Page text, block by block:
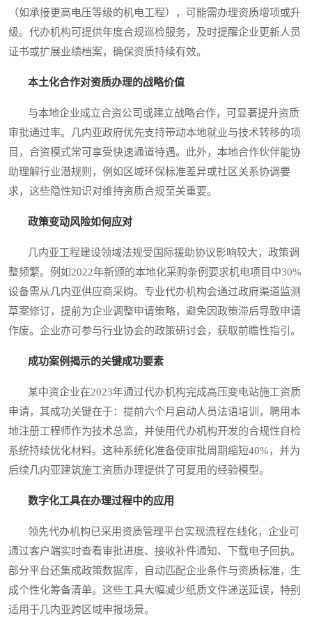
（如承接更高电压等级的机电工程），可能需办理资质增项或升
级。代办机构可提供年度合规巡检服务，及时提醒企业更新人员
证书或扩展业绩档案，确保资质持续有效。
本土化合作对资质办理的战略价值
与本地企业成立合资公司或建立战略合作，可显著提升资质
审批通过率。几内亚政府优先支持带动本地就业与技术转移的项
目，合资模式常可享受快速通道待遇。此外，本地合作伙伴能协
助理解行业潜规则，例如区域环保标准差异或社区关系协调要
求，这些隐性知识对维持资质合规至关重要。
政策变动风险如何应对
几内亚工程建设领域法规受国际援助协议影响较大，政策调
整频繁。例如2022年新颁的本地化采购条例要求机电项目中30%
设备需从几内亚供应商采购。专业代办机构会通过政府渠道监测
草案修订，提前为企业调整申请策略，避免因政策滞后导致申请
作废。企业亦可参与行业协会的政策研讨会，获取前瞻性指引。
成功案例揭示的关键成功要素
某中资企业在2023年通过代办机构完成高压变电站施工资质
申请，其成功关键在于：提前六个月启动人员法语培训，聘用本
地注册工程师作为技术总监，并使用代办机构开发的合规性自检
系统持续优化材料。这种系统化准备使审批周期缩短40%，并为
后续几内亚建筑施工资质办理提供了可复用的经验模型。
数字化工具在办理过程中的应用
领先代办机构已采用资质管理平台实现流程在线化，企业可
通过客户端实时查看审批进度、接收补件通知、下载电子回执。
部分平台还集成政策数据库，自动匹配企业条件与资质标准，生
成个性化筹备清单。这些工具大幅减少纸质文件递送延误，特别
适用于几内亚跨区域申报场景。